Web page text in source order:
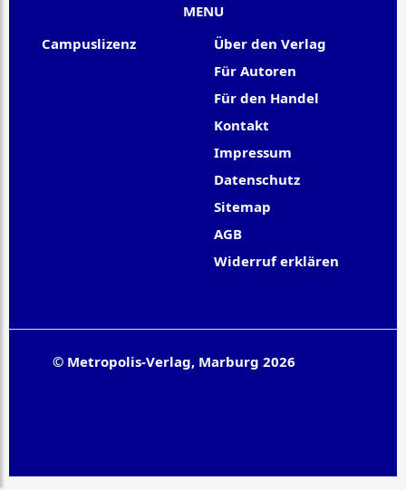
MENU
Campuslizenz
Über den Verlag
Für Autoren
Für den Handel
Kontakt
Impressum
Datenschutz
Sitemap
AGB
Widerruf erklären
© Metropolis-Verlag, Marburg 2026